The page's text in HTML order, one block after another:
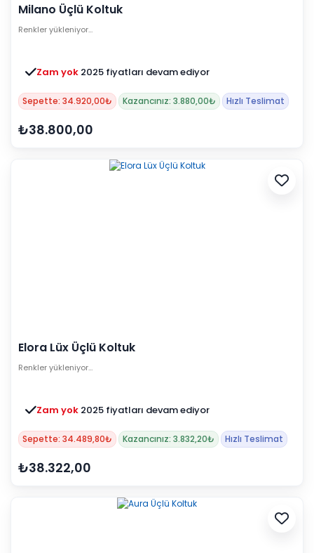
Milano Üçlü Koltuk
Renkler yükleniyor…
Zam yok 2025 fiyatları devam ediyor
Sepette: 34.920,00₺ Kazancınız: 3.880,00₺ Hızlı Teslimat
₺38.800,00
Elora Lüx Üçlü Koltuk
Renkler yükleniyor…
Zam yok 2025 fiyatları devam ediyor
Sepette: 34.489,80₺ Kazancınız: 3.832,20₺ Hızlı Teslimat
₺38.322,00